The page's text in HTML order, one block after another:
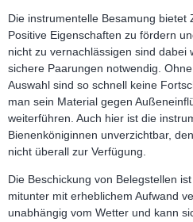
Die instrumentelle Besamung bietet
Positive Eigenschaften zu fördern
nicht zu vernachlässigen sind dabei
sichere Paarungen notwendig.
Auswahl sind so schnell keine
man sein Material gegen
weiterführen. Auch hier ist die
Bienenköniginnen unverzichtbar,
nicht überall zur Verfügung.
Die Beschickung von Belegstellen
mitunter mit erheblichem Aufwand
unabhängig vom Wetter und kann